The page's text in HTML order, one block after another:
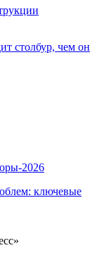
столбур, чем он
2026
ключевые